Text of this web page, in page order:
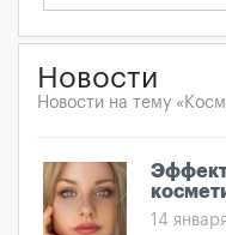
Новости
Новости на тему
14